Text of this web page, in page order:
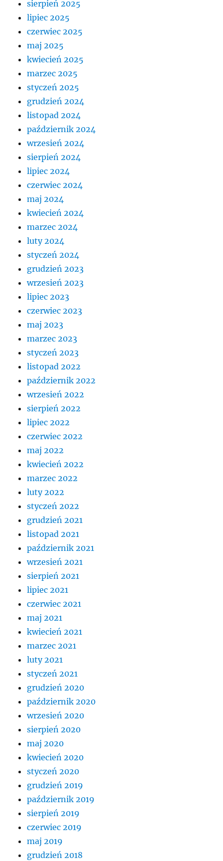
sierpień 2025
lipiec 2025
czerwiec 2025
maj 2025
kwiecień 2025
marzec 2025
styczeń 2025
grudzień 2024
listopad 2024
październik 2024
wrzesień 2024
sierpień 2024
lipiec 2024
czerwiec 2024
maj 2024
kwiecień 2024
marzec 2024
luty 2024
styczeń 2024
grudzień 2023
wrzesień 2023
lipiec 2023
czerwiec 2023
maj 2023
marzec 2023
styczeń 2023
listopad 2022
październik 2022
wrzesień 2022
sierpień 2022
lipiec 2022
czerwiec 2022
maj 2022
kwiecień 2022
marzec 2022
luty 2022
styczeń 2022
grudzień 2021
listopad 2021
październik 2021
wrzesień 2021
sierpień 2021
lipiec 2021
czerwiec 2021
maj 2021
kwiecień 2021
marzec 2021
luty 2021
styczeń 2021
grudzień 2020
październik 2020
wrzesień 2020
sierpień 2020
maj 2020
kwiecień 2020
styczeń 2020
grudzień 2019
październik 2019
sierpień 2019
czerwiec 2019
maj 2019
grudzień 2018